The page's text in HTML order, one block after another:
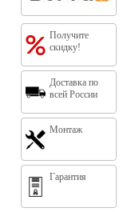
Получите
скидку!
Доставка по
всей России
Монтаж
Гарантия